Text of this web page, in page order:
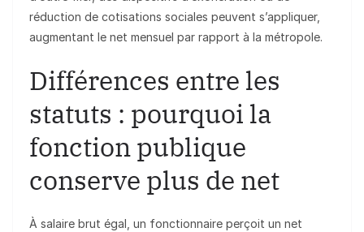
réduction de cotisations sociales peuvent s’appliquer,
augmentant le net mensuel par rapport à la métropole.
Différences entre les
statuts : pourquoi la
fonction publique
conserve plus de net
À salaire brut égal, un fonctionnaire perçoit un net